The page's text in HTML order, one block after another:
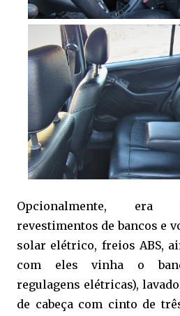
Opcionalmente, era
revestimentos de bancos e
solar elétrico, freios ABS,
com eles vinha o
regulagens elétricas),
de cabeça com cinto de